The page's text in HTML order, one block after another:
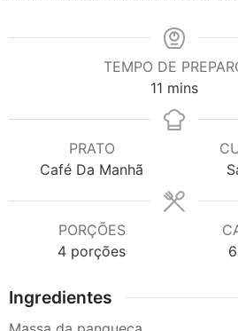
TEMPO DE
11 minutes
mins
PRATO
Café Da Manhã
PORÇÕES
4 porções
Ingredientes